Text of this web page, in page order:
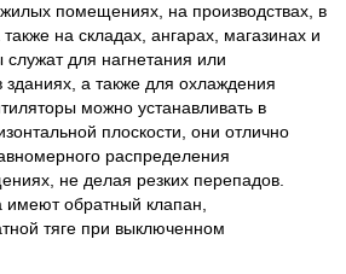
помещениях, на производствах, в
на складах, ангарах, магазинах и
для нагнетания или
зданиях, а также для охлаждения
можно устанавливать в
плоскости, они отлично
распределения
не делая резких перепадов.
имеют обратный клапан,
тяге при выключенном